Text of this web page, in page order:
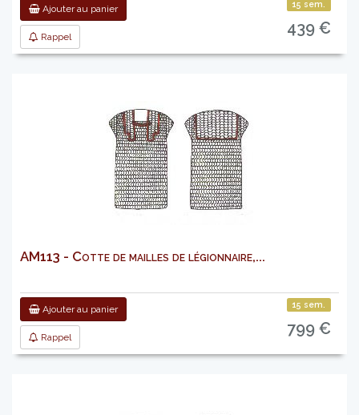
Ajouter au panier
Rappel
15 sem.
439 €
AM113 - Cotte de mailles de légionnaire,...
Ajouter au panier
Rappel
15 sem.
799 €